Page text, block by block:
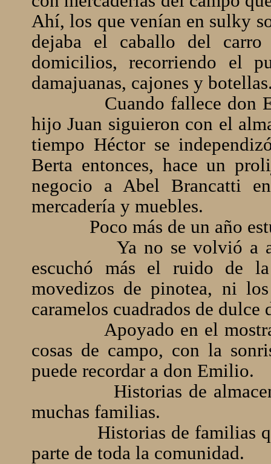
Ahí, los que venían en sulky
dejaba el caballo del carro
domicilios, recorriendo el
damajuanas, cajones y
Cuando fallece don
hijo Juan siguieron con el
tiempo Héctor se
Berta entonces, hace un
negocio a Abel Brancatti
mercadería y muebles.
Poco más de un año
Ya no se volvió a
escuchó más el ruido de
movedizos de pinotea, ni
caramelos cuadrados de dulce
Apoyado en el
cosas de campo, con la
puede recordar a don Emilio.
Historias de
muchas familias.
Historias de familias
parte de toda la comunidad.